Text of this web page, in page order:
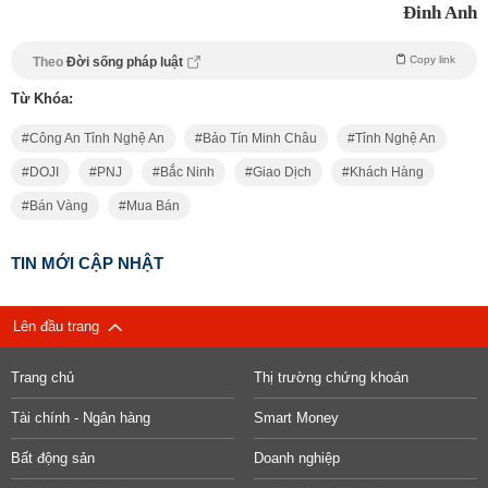
Đinh Anh
Theo Đời sống pháp luật Copy link
Từ Khóa:
Công An Tỉnh Nghệ An Bảo Tín Minh Châu Tỉnh Nghệ An
DOJI PNJ Bắc Ninh Giao Dịch Khách Hàng
Bán Vàng Mua Bán
TIN MỚI CẬP NHẬT
Lên đầu trang
Trang chủ Thị trường chứng khoán
Tài chính - Ngân hàng Smart Money
Bất động sản Doanh nghiệp